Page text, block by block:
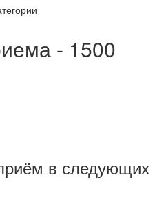
- 1500
в следующих